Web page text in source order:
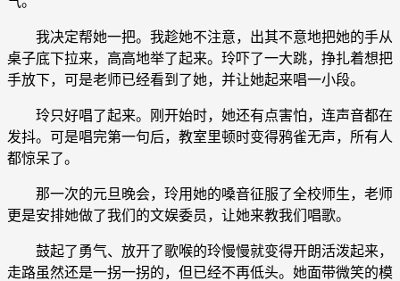
我决定帮她一把。我趁她不注意，出其不意地把她的手从
桌子底下拉来，高高地举了起来。玲吓了一大跳，挣扎着想把
手放下，可是老师已经看到了她，并让她起来唱一小段。
玲只好唱了起来。刚开始时，她还有点害怕，连声音都在
发抖。可是唱完第一句后，教室里顿时变得鸦雀无声，所有人
都惊呆了。
那一次的元旦晚会，玲用她的嗓音征服了全校师生，老师
更是安排她做了我们的文娱委员，让她来教我们唱歌。
鼓起了勇气、放开了歌喉的玲慢慢就变得开朗活泼起来，
走路虽然还是一拐一拐的，但已经不再低头。她面带微笑的模